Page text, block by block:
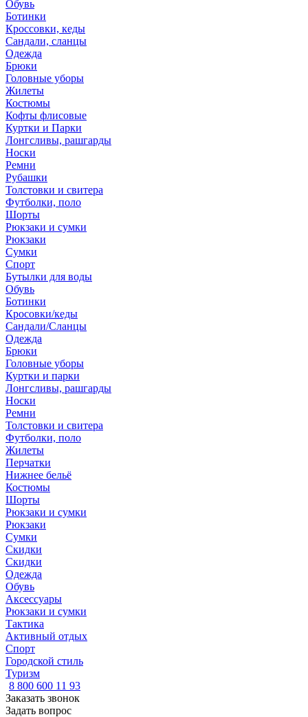
Обувь
Ботинки
Кроссовки, кеды
Сандали, сланцы
Одежда
Брюки
Головные уборы
Жилеты
Костюмы
Кофты флисовые
Куртки и Парки
Лонгсливы, рашгарды
Носки
Ремни
Рубашки
Толстовки и свитера
Футболки, поло
Шорты
Рюкзаки и сумки
Рюкзаки
Сумки
Спорт
Бутылки для воды
Обувь
Ботинки
Кросовки/кеды
Сандали/Сланцы
Одежда
Брюки
Головные уборы
Куртки и парки
Лонгсливы, рашгарды
Носки
Ремни
Толстовки и свитера
Футболки, поло
Жилеты
Перчатки
Нижнее бельё
Костюмы
Шорты
Рюкзаки и сумки
Рюкзаки
Сумки
Скидки
Скидки
Одежда
Обувь
Аксессуары
Рюкзаки и сумки
Тактика
Активный отдых
Спорт
Городской стиль
Туризм
8 800 600 11 93
Заказать звонок
Задать вопрос